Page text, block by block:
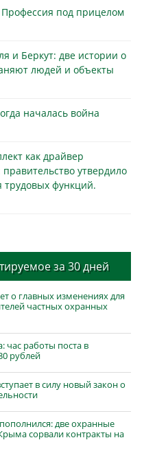
под прицелом
и Беркут: две истории о
людей и объекты
началась война
как драйвер
утвердило
функций.
за 30 дней
о главных изменениях для
частных охранных
час работы поста в
рублей
в силу новый закон о
две охранные
сорвали контракты на